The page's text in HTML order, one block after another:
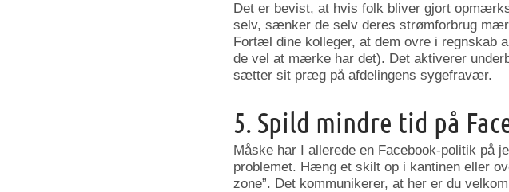
Det er bevist, at hvis folk bliver gjort
selv, sænker de selv deres strømforbrug
Fortæl dine kolleger, at dem ovre i regnskab
de vel at mærke har det). Det aktiverer
sætter sit præg på afdelingens sygefravær.
5. Spild mindre tid på
Måske har I allerede en Facebook-politik på
problemet. Hæng et skilt op i kantinen eller
zone”. Det kommunikerer, at her er du